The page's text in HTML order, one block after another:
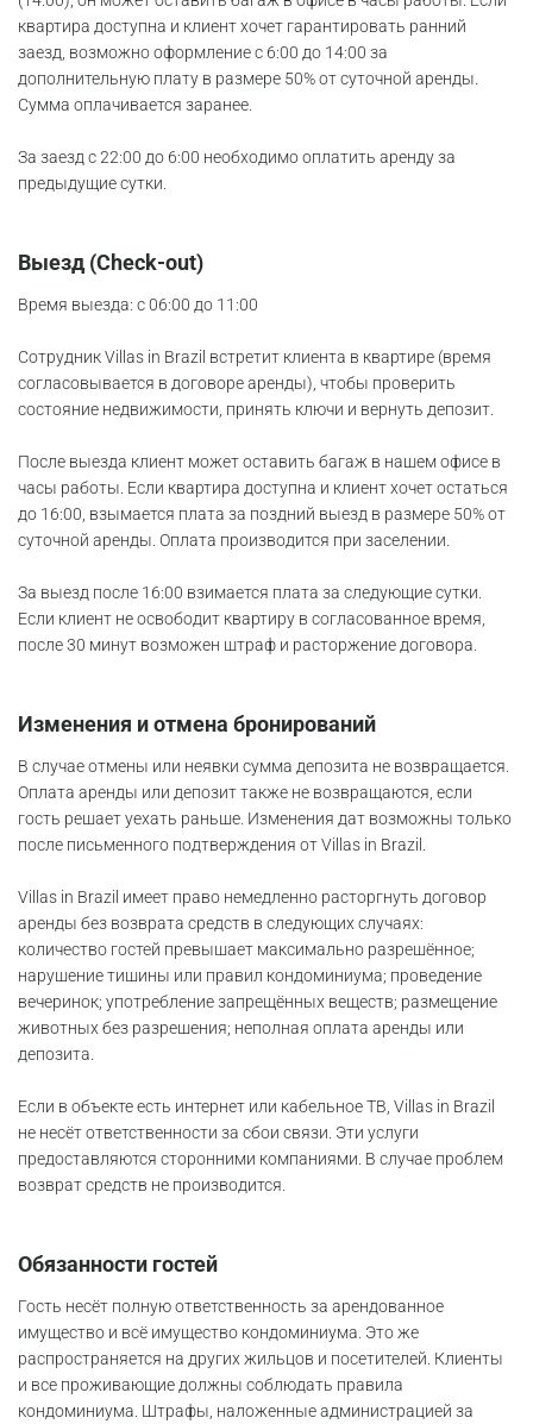
квартира доступна и клиент хочет гарантировать ранний
заезд, возможно оформление с 6:00 до 14:00 за
дополнительную плату в размере 50% от суточной аренды.
Сумма оплачивается заранее.
За заезд с 22:00 до 6:00 необходимо оплатить аренду за
предыдущие сутки.
Выезд (Check-out)
Время выезда: с 06:00 до 11:00
Сотрудник Villas in Brazil встретит клиента в квартире (время
согласовывается в договоре аренды), чтобы проверить
состояние недвижимости, принять ключи и вернуть депозит.
После выезда клиент может оставить багаж в нашем офисе в
часы работы. Если квартира доступна и клиент хочет остаться
до 16:00, взымается плата за поздний выезд в размере 50% от
суточной аренды. Оплата производится при заселении.
За выезд после 16:00 взимается плата за следующие сутки.
Если клиент не освободит квартиру в согласованное время,
после 30 минут возможен штраф и расторжение договора.
Изменения и отмена бронирований
В случае отмены или неявки сумма депозита не возвращается.
Оплата аренды или депозит также не возвращаются, если
гость решает уехать раньше. Изменения дат возможны только
после письменного подтверждения от Villas in Brazil.
Villas in Brazil имеет право немедленно расторгнуть договор
аренды без возврата средств в следующих случаях:
количество гостей превышает максимально разрешённое;
нарушение тишины или правил кондоминиума; проведение
вечеринок; употребление запрещённых веществ; размещение
животных без разрешения; неполная оплата аренды или
депозита.
Если в объекте есть интернет или кабельное ТВ, Villas in Brazil
не несёт ответственности за сбои связи. Эти услуги
предоставляются сторонними компаниями. В случае проблем
возврат средств не производится.
Обязанности гостей
Гость несёт полную ответственность за арендованное
имущество и всё имущество кондоминиума. Это же
распространяется на других жильцов и посетителей. Клиенты
и все проживающие должны соблюдать правила
кондоминиума. Штрафы, наложенные администрацией за